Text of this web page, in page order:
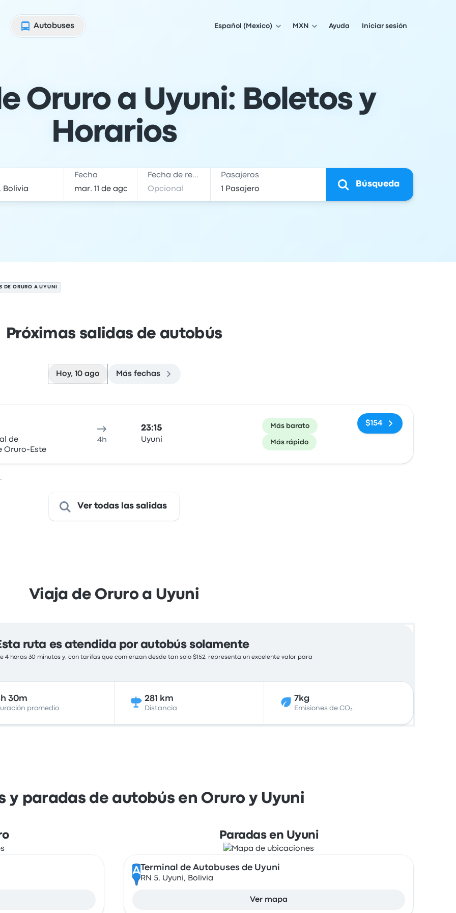
Autobuses
Español (Mexico) MXN Ayuda Iniciar sesión
Oruro a Uyuni: Boletos y
Horarios
Fecha Fecha de regreso Pasajeros
Búsqueda
DE ORURO A UYUNI
Próximas salidas de autobús
Hoy, 10 ago Más fechas
de
Oruro-Este
4h
23:15
Uyuni
Más barato
Más rápido
$154
Ver todas las salidas
Viaja de Oruro a Uyuni
ruta es atendida por autobús solamente
4 horas 30 minutos y, con tarifas que comienzan desde tan solo $152, representa un excelente valor para
30m
promedio
281 km
Distancia
7kg
Emisiones de CO₂
y paradas de autobús en Oruro y Uyuni
Paradas en Uyuni
A Terminal de Autobuses de Uyuni
RN 5, Uyuni, Bolivia
Ver mapa